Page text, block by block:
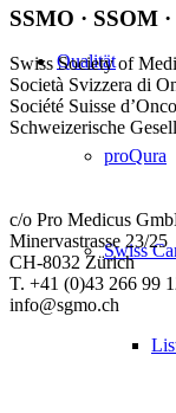
Qualität
proQura
Swiss
SSMO · SSOM
Swiss Society of
Società Svizzera di
Société Suisse
Schweizerische
c/o Pro Medicus
Minervastrasse 23/25
CH-8032 Zürich
T. +41 (0)43 266 99
info@sgmo.ch